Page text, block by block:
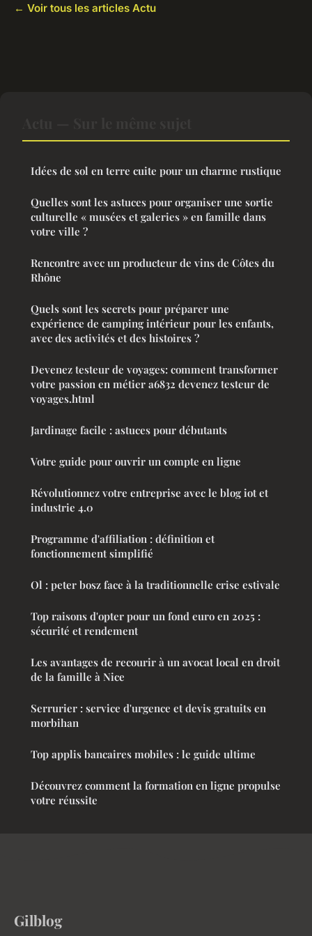
← Voir tous les articles Actu
Idées de sol en terre cuite pour un charme rustique
Quelles sont les astuces pour organiser une sortie
culturelle « musées et galeries » en famille dans
votre ville ?
Rencontre avec un producteur de vins de Côtes du
Rhône
Quels sont les secrets pour préparer une
expérience de camping intérieur pour les enfants,
avec des activités et des histoires ?
Devenez testeur de voyages: comment transformer
votre passion en métier a6832 devenez testeur de
voyages.html
Jardinage facile : astuces pour débutants
Votre guide pour ouvrir un compte en ligne
Révolutionnez votre entreprise avec le blog iot et
industrie 4.0
Programme d'affiliation : définition et
fonctionnement simplifié
Ol : peter bosz face à la traditionnelle crise estivale
Top raisons d'opter pour un fond euro en 2025 :
sécurité et rendement
Les avantages de recourir à un avocat local en droit
de la famille à Nice
Serrurier : service d'urgence et devis gratuits en
morbihan
Top applis bancaires mobiles : le guide ultime
Découvrez comment la formation en ligne propulse
votre réussite
Gilblog